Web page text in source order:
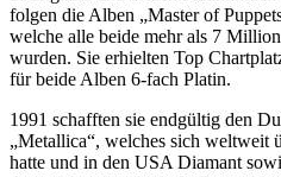
folgen die Alben „Master of
welche alle beide mehr als 7
wurden. Sie erhielten Top
für beide Alben 6-fach Platin.
1991 schafften sie endgültig den
„Metallica“, welches sich weltweit
hatte und in den USA Diamant